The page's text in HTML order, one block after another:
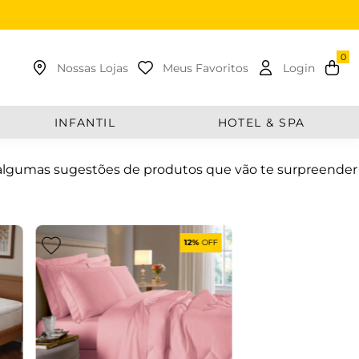
Nossas Lojas Meus Favoritos Login
INFANTIL HOTEL & SPA
sugestões de produtos que vão te surpreender
12%OFF